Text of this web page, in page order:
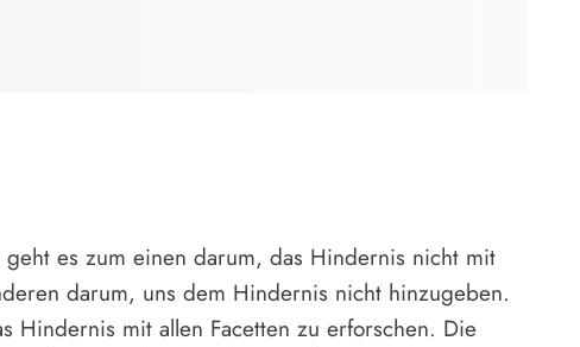
es zum einen darum, das Hindernis nicht mit
darum, uns dem Hindernis nicht hinzugeben.
Hindernis mit allen Facetten zu erforschen. Die